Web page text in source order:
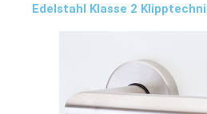
Edelstahl Klasse 2